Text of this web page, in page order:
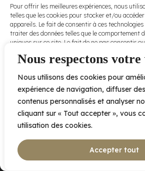
Nous respectons
Nous utilisons des cookies pour
expérience de navigation, diffuser
contenus personnalisés et analyser
cliquant sur « Tout accepter », vous
utilisation des cookies.
Accepter tout
Pour offrir les meilleures expériences, nous
telles que les cookies pour stocker et/ou
appareils. Le fait de consentir à ces
traiter des données telles que le comportement
uniques sur ce site. Le fait de ne pas consentir
et fonctions.
Accepter
Refuser
© Elora. Tous
droits réservés.
Voir nos
conditions
d’utilisationet
2005 av. de Bois-de-